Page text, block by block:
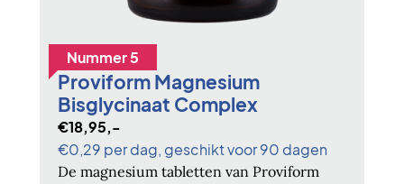
Nummer 5
Proviform Magnesium
Bisglycinaat Complex
€18,95,-
€0,29 per dag, geschikt voor 90 dagen
De magnesium tabletten van Proviform